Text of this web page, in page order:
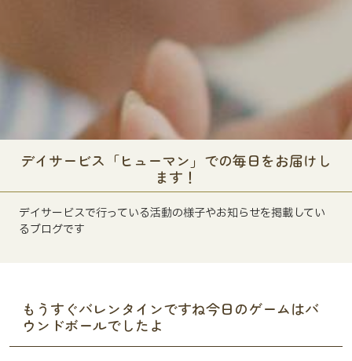
デイサービス「ヒューマン」での毎日をお届けし
ます！
デイサービスで行っている活動の様子やお知らせを掲載してい
るブログです
もうすぐバレンタインですね今日のゲームはバ
ウンドボールでしたよ